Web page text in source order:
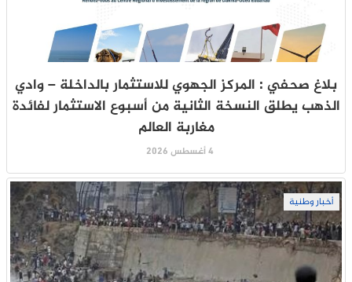
بلاغ صحفي : المركز الجهوي للاستثمار بالداخلة – وادي
الذهب يطلق النسخة الثانية من أسبوع الاستثمار لفائدة
مغاربة العالم
4 أغسطس 2026
أخبار وطنية